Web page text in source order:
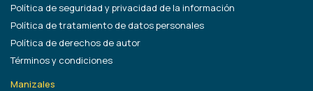
Política de seguridad y privacidad de la información
Política de tratamiento de datos personales
Política de derechos de autor
Términos y condiciones
Manizales